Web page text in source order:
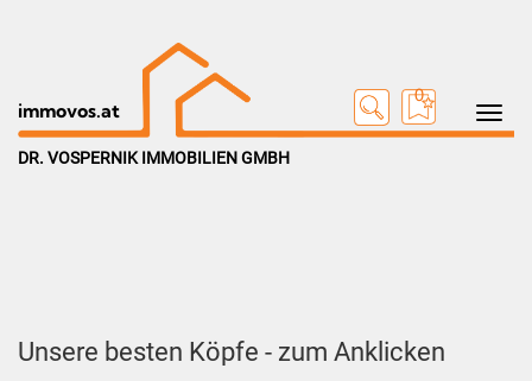
Toggle
immovos.at
0
DR. VOSPERNIK IMMOBILIEN GMBH
Unsere besten Köpfe - zum Anklicken